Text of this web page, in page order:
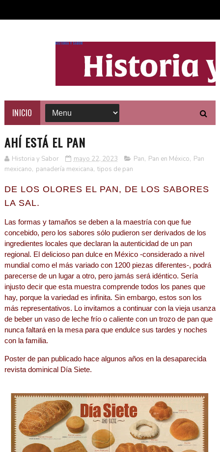
HISTORIA Y SABOR
INICIO
AHÍ ESTÁ EL PAN
Historia y Sabor mayo 22, 2023 Pan, Pan en México, Pan
mexicano, panadería mexicana, tipos de pan
DE LOS OLORES EL PAN, DE LOS SABORES
LA SAL.
Las formas y tamaños se deben a la maestría con que fue
concebido, pero los sabores sólo pudieron ser derivados de los
ingredientes locales que declaran la autenticidad de un pan
regional. El delicioso pan dulce en México -considerado a nivel
mundial como el más variado con 1200 piezas diferentes-, podrá
parecerse de un lugar a otro, pero jamás será idéntico. Sería
injusto decir que esta muestra comprende todos los panes que
hay, porque la variedad es infinita. Sin embargo, estos son los
más representativos. Lo invitamos a continuar con la vieja usanza
de beber un vaso de leche frío o caliente con un trozo de pan que
nunca faltará en la mesa para que endulce sus tardes y noches
con la familia.
Poster de pan publicado hace algunos años en la desaparecida
revista dominical Día Siete.